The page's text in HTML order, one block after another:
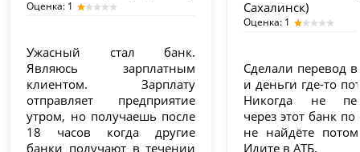
Оценка: 1
Ужасный стал банк.
Являюсь зарплатным
клиентом. Зарплату
отправляет предприятие
утром, но получаешь после
18 часов когда другие
банки получают в течении
Сахалинск)
Оценка: 1
Сделали перевод
и деньги где-то
Никогда не
через этот банк
не найдёте
Идите в АТБ.